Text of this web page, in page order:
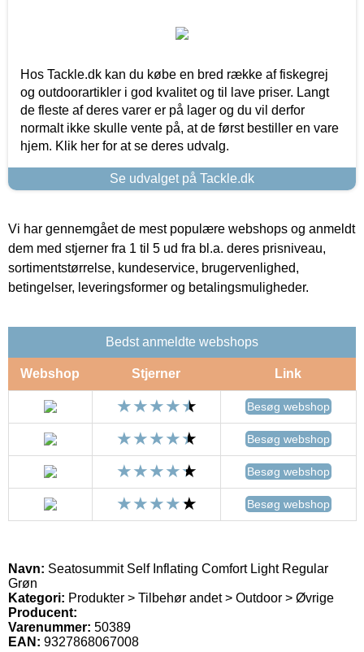
Hos Tackle.dk kan du købe en bred række af fiskegrej
og outdoorartikler i god kvalitet og til lave priser. Langt
de fleste af deres varer er på lager og du vil derfor
normalt ikke skulle vente på, at de først bestiller en vare
hjem. Klik her for at se deres udvalg.
Se udvalget på Tackle.dk
Vi har gennemgået de mest populære webshops og anmeldt
dem med stjerner fra 1 til 5 ud fra bl.a. deres prisniveau,
sortimentstørrelse, kundeservice, brugervenlighed,
betingelser, leveringsformer og betalingsmuligheder.
Bedst anmeldte webshops
Webshop Stjerner Link
Besøg webshop
Besøg webshop
Besøg webshop
Besøg webshop
Navn: Seatosummit Self Inflating Comfort Light Regular
Grøn
Kategori: Produkter > Tilbehør andet > Outdoor > Øvrige
Producent:
Varenummer: 50389
EAN: 9327868067008